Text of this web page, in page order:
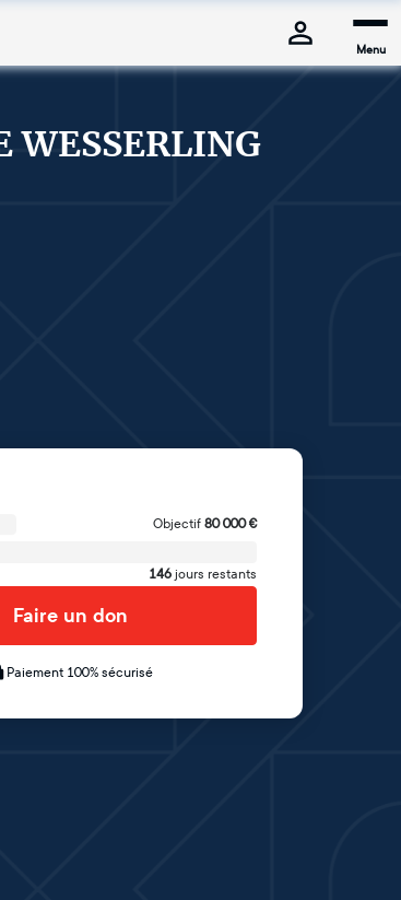
Menu
WESSERLING
Objectif 80 000€
146 jours restants
Faire un don
Paiement 100% sécurisé